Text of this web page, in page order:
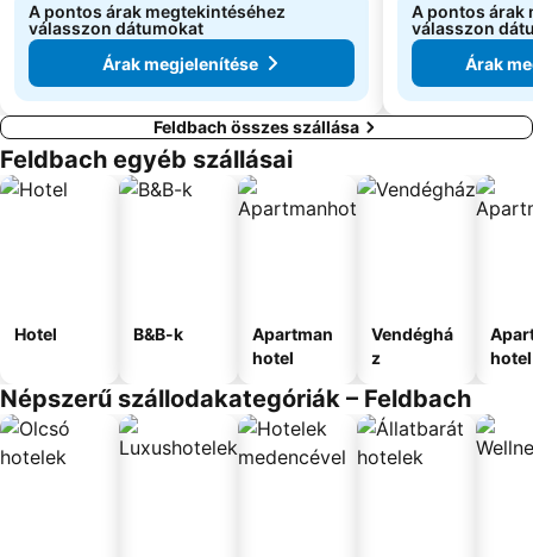
A pontos árak megtekintéséhez
válasszon dátumokat
Árak megjelenítése
A pontos árak
válasszon
Árak
Feldbach összes szállása
Feldbach egyéb szállásai
Hotel B&B-k
Apartman
hotel
Vendéghá
z
hotel
Népszerű szállodakategóriák – Feldbach